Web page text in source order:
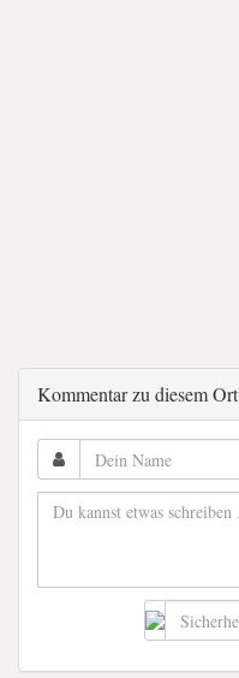
Kommentar zu diesem Ort